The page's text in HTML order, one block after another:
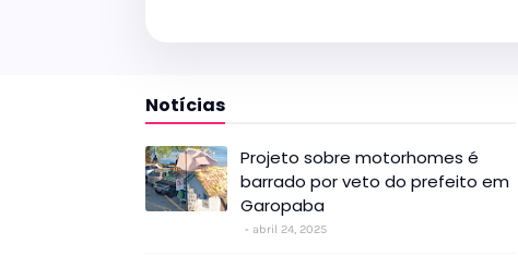
Notícias
Projeto sobre motorhomes é
barrado por veto do prefeito em
Garopaba
abril 24, 2025